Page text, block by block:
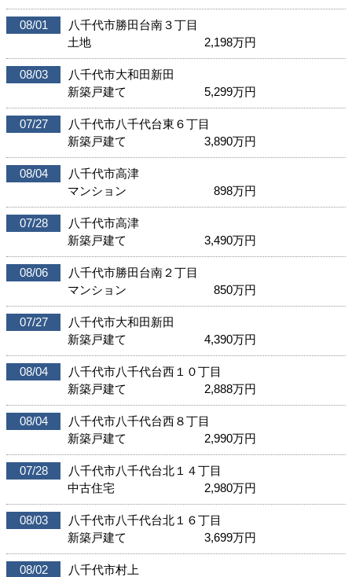
08/01
八千代市勝田台南３丁目
土地
2,198万円
08/03
八千代市大和田新田
新築戸建て
5,299万円
07/27
八千代市八千代台東６丁目
新築戸建て
3,890万円
08/04
八千代市高津
マンション
898万円
07/28
八千代市高津
新築戸建て
3,490万円
08/06
八千代市勝田台南２丁目
マンション
850万円
07/27
八千代市大和田新田
新築戸建て
4,390万円
08/04
八千代市八千代台西１０丁目
新築戸建て
2,888万円
08/04
八千代市八千代台西８丁目
新築戸建て
2,990万円
07/28
八千代市八千代台北１４丁目
中古住宅
2,980万円
08/03
八千代市八千代台北１６丁目
新築戸建て
3,699万円
08/02
八千代市村上